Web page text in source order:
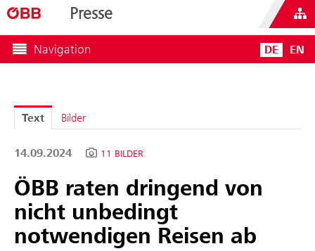
Presse
Navigation DE EN
Text Bilder
14.09.2024 11 BILDER
ÖBB raten dringend von
nicht unbedingt
notwendigen Reisen ab